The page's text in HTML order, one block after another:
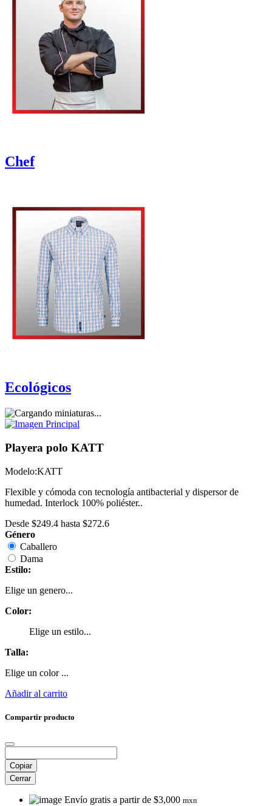
Chef
Ecológicos
Playera polo KATT
Modelo:KATT
Flexible y cómoda con tecnología antibacterial y dispersor de
humedad. Interlock 100% poliéster..
Desde $249.4 hasta $272.6
Género
Caballero
Dama
Estilo:
Elige un genero...
Color:
Elige un estilo...
Talla:
Elige un color ...
Añadir al carrito
Compartir producto
Copiar
Cerrar
Envío gratis a partir de $3,000 mxn